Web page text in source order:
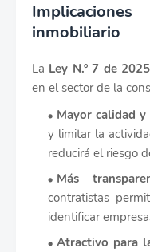
inmobiliario
La Ley N.º 7 de 2025
en el sector de la
Mayor calidad y
y limitar la
reducirá el riesgo
Más
contratistas
identificar
Atractivo para